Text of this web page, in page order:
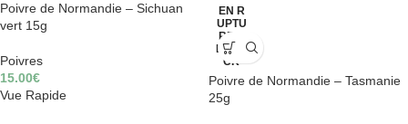
Poivre de Normandie – Sichuan
vert 15g
Poivres
15.00€
Vue Rapide
EN R
UPTU
RE D
E STO
CK
Poivre de Normandie – Tasmanie
25g